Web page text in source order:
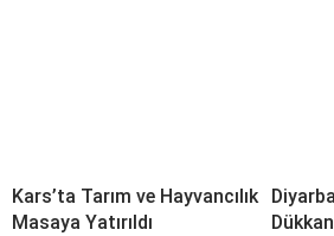
Kars’ta Tarım ve Hayvancılık
Masaya Yatırıldı